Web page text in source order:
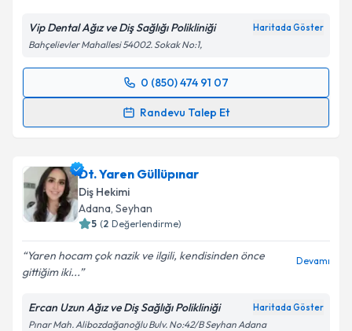
Vip Dental Ağız ve Diş Sağlığı Polikliniği Haritada Göster
Bahçelievler Mahallesi 54002. Sokak No:1,
0 (850) 474 91 07
Randevu Talep Et
Randevu Takvimi Talebi
takvim hazırlandığında e-posta ile bilgilendireceğiz.
E-posta Adresiniz
kapsamda işlenmesini kabul ediyorum.
Dt. Yaren Güllüpınar
Diş Hekimi
Adana, Seyhan
5 (2 Değerlendirme)
Yaren hocam çok nazik ve ilgili, kendisinden önce
gittiğim iki...
Devamı
Ercan Uzun Ağız ve Diş Sağlığı Polikliniği Haritada Göster
Pınar Mah. Alibozdağanoğlu Bulv. No:42/B Seyhan Adana